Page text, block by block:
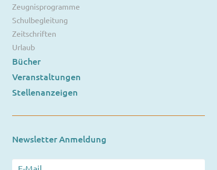
Zeugnisprogramme
Schulbegleitung
Zeitschriften
Urlaub
Bücher
Veranstaltungen
Stellenanzeigen
Newsletter Anmeldung